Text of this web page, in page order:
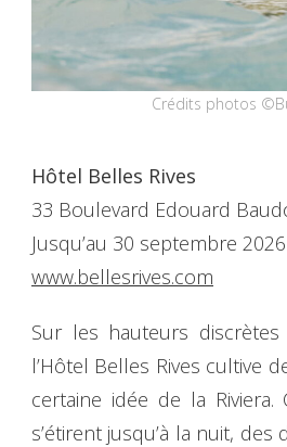
Crédits photos
Hôtel Belles Rives
33 Boulevard Edouard
Jusqu’au 30 septembre 2026
www.bellesrives.com
Sur les hauteurs discrètes
l’Hôtel Belles Rives cultive
certaine idée de la
s’étirent jusqu’à la nuit,